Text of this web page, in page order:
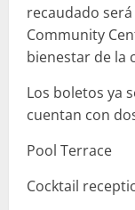
recaudado
Community
bienestar de la
Los boletos ya
cuentan con
Pool Terrace
Cocktail